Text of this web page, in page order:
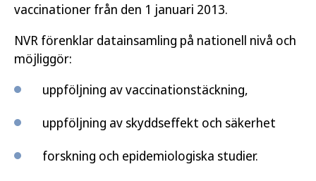
vaccinationer från den 1 januari 2013.
NVR förenklar datainsamling på nationell nivå och
möjliggör:
uppföljning av vaccinationstäckning,
uppföljning av skyddseffekt och säkerhet
forskning och epidemiologiska studier.